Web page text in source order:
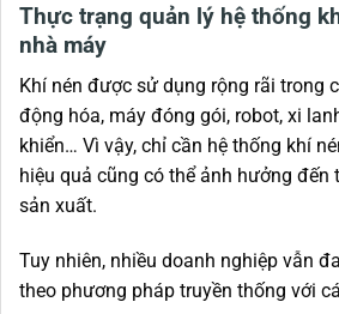
Thực trạng quản lý hệ thống
nhà máy
Khí nén được sử dụng rộng rãi trong
động hóa, máy đóng gói, robot, xi
khiển… Vì vậy, chỉ cần hệ thống khí
hiệu quả cũng có thể ảnh hưởng đến
sản xuất.
Tuy nhiên, nhiều doanh nghiệp vẫn
theo phương pháp truyền thống với